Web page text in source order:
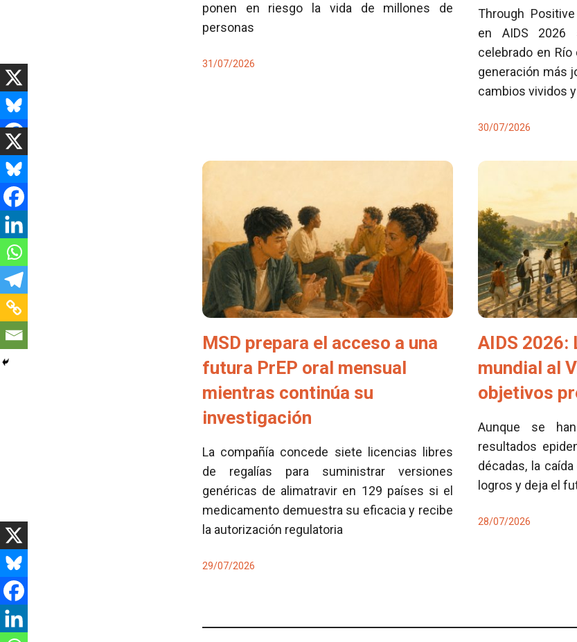
ponen en riesgo la vida de millones de
personas
31/07/2026
Through
en AIDS 2026
celebrado en
generación más
cambios vividos
30/07/2026
MSD prepara el acceso a una
futura PrEP oral mensual
mientras continúa su
investigación
La compañía concede siete licencias libres
de regalías para suministrar versiones
genéricas de alimatravir en 129 países si el
medicamento demuestra su eficacia y recibe
la autorización regulatoria
29/07/2026
AIDS 2026:
mundial al
objetivos
Aunque se
resultados
décadas, la
logros y deja el
28/07/2026